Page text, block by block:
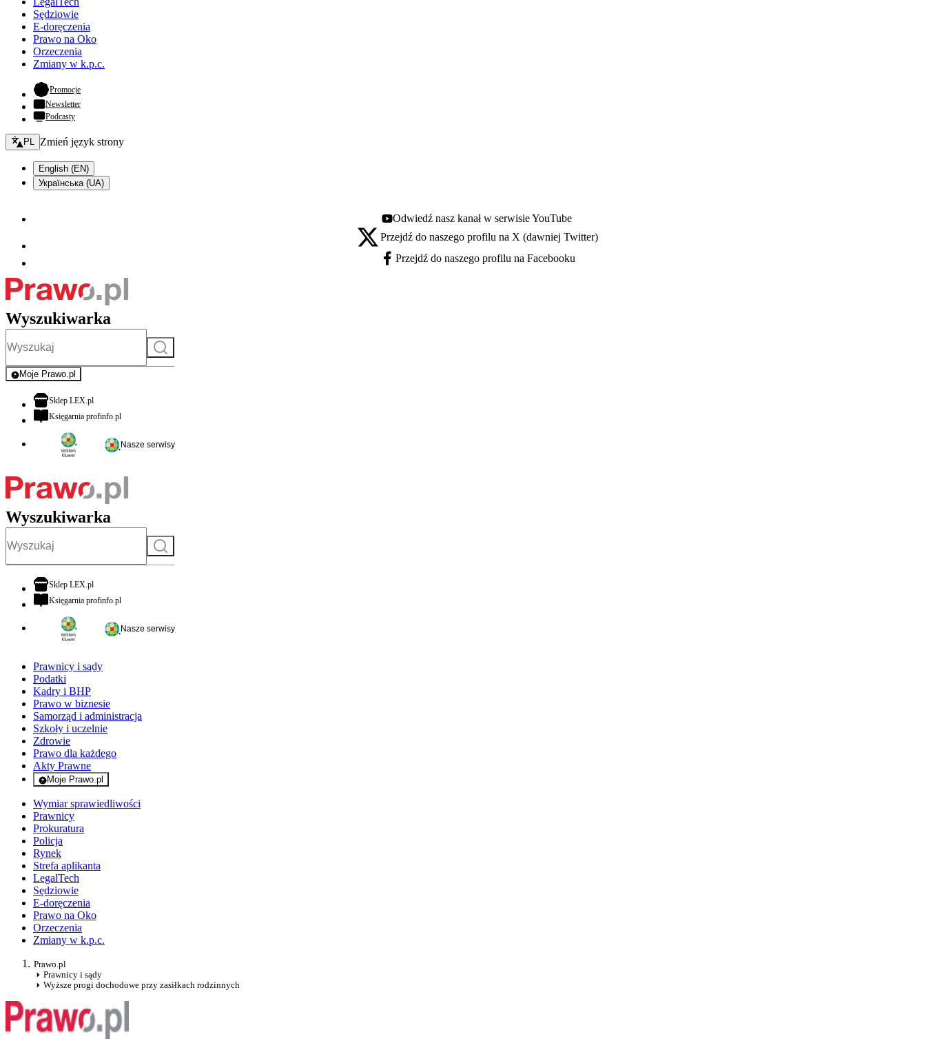
Sędziowie
E-doręczenia
Prawo na Oko
Orzeczenia
Zmiany w k.p.c.
Promocje- otwiera się w nowej karcie
Newsletter
Podcasty
Zmień język - bieżący:
PL Zmień język strony
English (EN)
Українська (UA)
Youtube - otwiera się w nowej karcie
Odwiedź nasz kanał w serwisie YouTube
X - otwiera się w nowej karcie
Przejdź do naszego profilu na X (dawniej Twitter)
Facebook - otwiera się w nowej karcie
Przejdź do naszego profilu na Facebooku
Wyszukiwarka
Szukaj
Moje Prawo.pl
- rejestracja i logowanie do serwisu
Sklep LEX.plotwiera się w nowej karcie
Księgarnia profinfo.plotwiera się w nowej karcie
Nasze serwisy
Wyszukiwarka
Szukaj
Sklep LEX.plotwiera się w nowej karcie
Księgarnia profinfo.plotwiera się w nowej karcie
Nasze serwisy
Prawnicy i sądy
Podatki
Kadry i BHP
Prawo w biznesie
Samorząd i administracja
Szkoły i uczelnie
Zdrowie
Prawo dla każdego
Akty Prawne
Moje Prawo.pl
- rejestracja i logowanie do serwisu
Wymiar sprawiedliwości
Prawnicy
Prokuratura
Policja
Rynek
Strefa aplikanta
LegalTech
Sędziowie
E-doręczenia
Prawo na Oko
Orzeczenia
Zmiany w k.p.c.
Prawo.pl
Prawnicy i sądy
Wyższe progi dochodowe przy zasiłkach rodzinnych